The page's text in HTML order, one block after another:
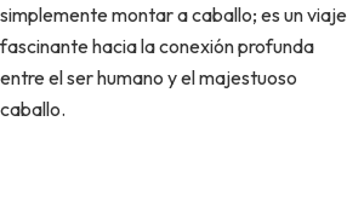
simplemente montar a caballo; es un viaje
fascinante hacia la conexión profunda
entre el ser humano y el majestuoso
caballo.